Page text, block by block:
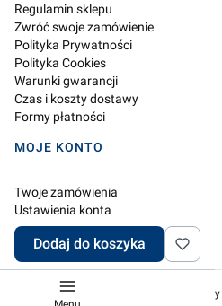
Regulamin sklepu
Zwróć swoje zamówienie
Polityka Prywatności
Polityka Cookies
Warunki gwarancji
Czas i koszty dostawy
Formy płatności
MOJE KONTO
Twoje zamówienia
Ustawienia konta
Przechowalnia
Ustawienia plików cookies
Sklep internetowy
Dodaj do koszyka